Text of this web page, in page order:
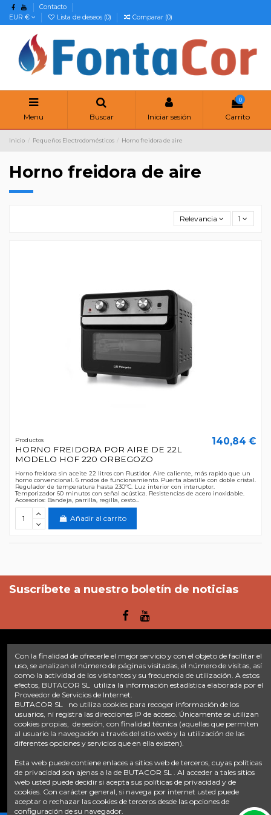
Contacto
EUR €
Lista de deseos (0) Comparar (0)
Menu Buscar Iniciar sesión
0
Carrito
Inicio Pequeños Electrodomésticos Horno freidora de aire
Horno freidora de aire
Relevancia 1
Productos
HORNO FREIDORA POR AIRE DE 22L
MODELO HOF 220 ORBEGOZO
140,84 €
Horno freidora sin aceite 22 litros con Rustidor. Aire caliente, más rapido que un
horno convencional. 6 modos de funcionamiento. Puerta abatille con doble cristal.
Regulador de temperatura hasta 230ºC. Luz interior con interuptor.
Temporizador 60 minutos con señal acústica. Resistencias de acero inoxidable.
Accesorios: Bandeja, parrilla, regilla, cesto...
Añadir al carrito
Suscríbete a nuestro boletín de noticias
Enlaces
Inicio Sobre nosotros Contacte con nosotros
Aviso legal
Política de privacidad
Tratamiento de datos
Términos y condiciones
Plazos de envío
Contáctanos
638 28 57 85
info@fontacor.com
Con la finalidad de ofrecerle el mejor servicio y con el objeto de facilitar el
uso, se analizan el número de páginas visitadas, el número de visitas, así
como la actividad de los visitantes y su frecuencia de utilización. A estos
efectos, BUTACOR SL utiliza la información estadística elaborada por el
Proveedor de Servicios de Internet.
BUTACOR SL no utiliza cookies para recoger información de los
usuarios, ni registra las direcciones IP de acceso. Únicamente se utilizan
cookies propias, de sesión, con finalidad técnica (aquellas que permiten
al usuario la navegación a través del sitio web y la utilización de las
diferentes opciones y servicios que en ella existen).
Esta web puede contiene enlaces a sitios web de terceros, cuyas políticas
de privacidad son ajenas a la de BUTACOR SL . Al acceder a tales sitios
web usted puede decidir si acepta sus políticas de privacidad y de
cookies. Con carácter general, si navega por internet usted puede
aceptar o rechazar las cookies de terceros desde las opciones de
configuración de su navegador.